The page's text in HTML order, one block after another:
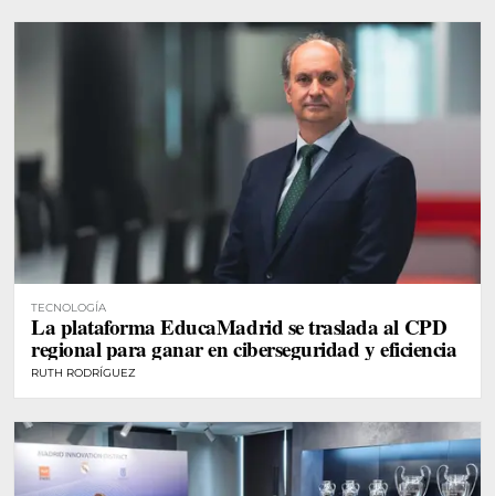
TECNOLOGÍA
La plataforma EducaMadrid se traslada al CPD
regional para ganar en ciberseguridad y eficiencia
RUTH RODRÍGUEZ